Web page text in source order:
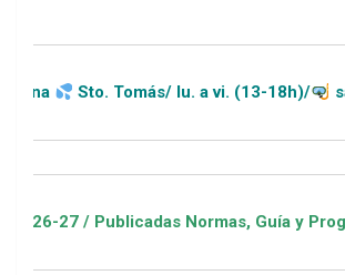
Tomás/ lu. a vi. (13-18h)/ sa.-do.-
Publicadas Normas, Guía y Programa /